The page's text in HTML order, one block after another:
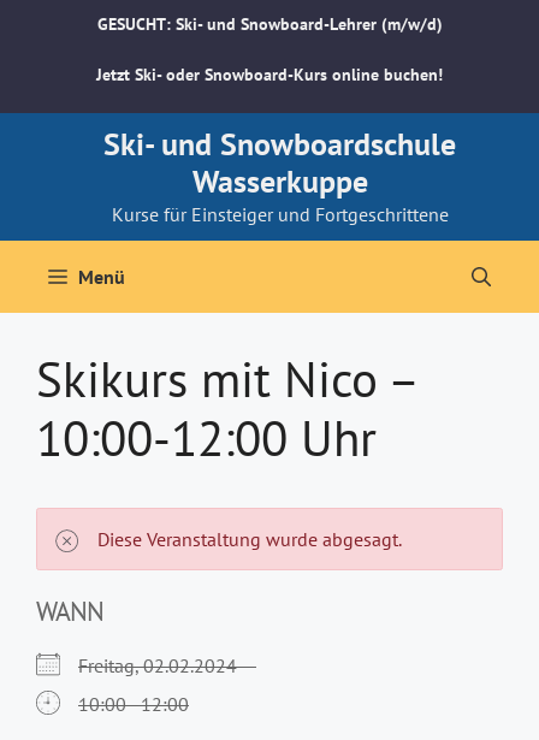
GESUCHT: Ski- und Snowboard-Lehrer (m/w/d)
Jetzt Ski- oder Snowboard-Kurs online buchen!
Ski- und Snowboardschule
Wasserkuppe
Kurse für Einsteiger und Fortgeschrittene
Menü
Skikurs mit Nico –
10:00-12:00 Uhr
Diese Veranstaltung wurde abgesagt.
WANN
Freitag, 02.02.2024
10:00 - 12:00